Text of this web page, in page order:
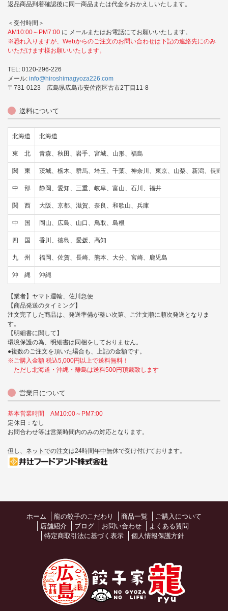
返品商品到着確認後に同一商品または代金をおかえしいたします。
＜受付時間＞
AM10:00～PM7:00 に メールまたはお電話にてお願いいたします。
※恐れ入りますが、Webからのご注文のお問い合わせは下記の連絡先にのみ
いただけます様お願いいたします。
TEL: 0120-296-226
メール: info@hiroshimagyoza226.com
〒731-0123 広島県広島市安佐南区古市2丁目11-8
送料について
北海道 北海道
東 北 青森、秋田、岩手、宮城、山形、福島
関 東 茨城、栃木、群馬、埼玉、千葉、神奈川、東京、山梨、新潟、長野
中 部 静岡、愛知、三重、岐阜、富山、石川、福井
関 西 大阪、京都、滋賀、奈良、和歌山、兵庫
中 国 岡山、広島、山口、鳥取、島根
四 国 香川、徳島、愛媛、高知
九 州 福岡、佐賀、長崎、熊本、大分、宮崎、鹿児島
沖 縄 沖縄
【業者】ヤマト運輸、佐川急便
【商品発送のタイミング】
注文完了した商品は、発送準備が整い次第、ご注文順に順次発送となりま
す。
【明細書に関して】
環境保護の為、明細書は同梱をしておりません。
●複数のご注文を頂いた場合も、上記の金額です。
※ご購入金額 税込5,000円以上で送料無料！
ただし北海道・沖縄・離島は送料500円頂戴致します
営業日について
基本営業時間 AM10:00～PM7:00
定休日：なし
お問合わせ等は営業時間内のみの対応となります。
但し、ネットでの注文は24時間年中無休で受け付けております。
ホーム 龍の餃子のこだわり 商品一覧
ご購入について
店舗紹介
ブログ お問い合わせ
よくある質問
特定商取引法に基づく表示
個人情報保護方針